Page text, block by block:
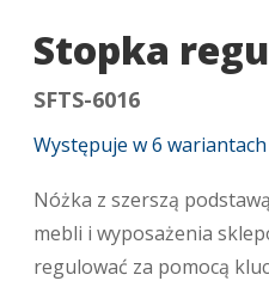
Stopka
SFTS-6016
Występuje w6 wariantach
Nóżka z szerszą
mebli i wyposażenia
regulować za pomocą